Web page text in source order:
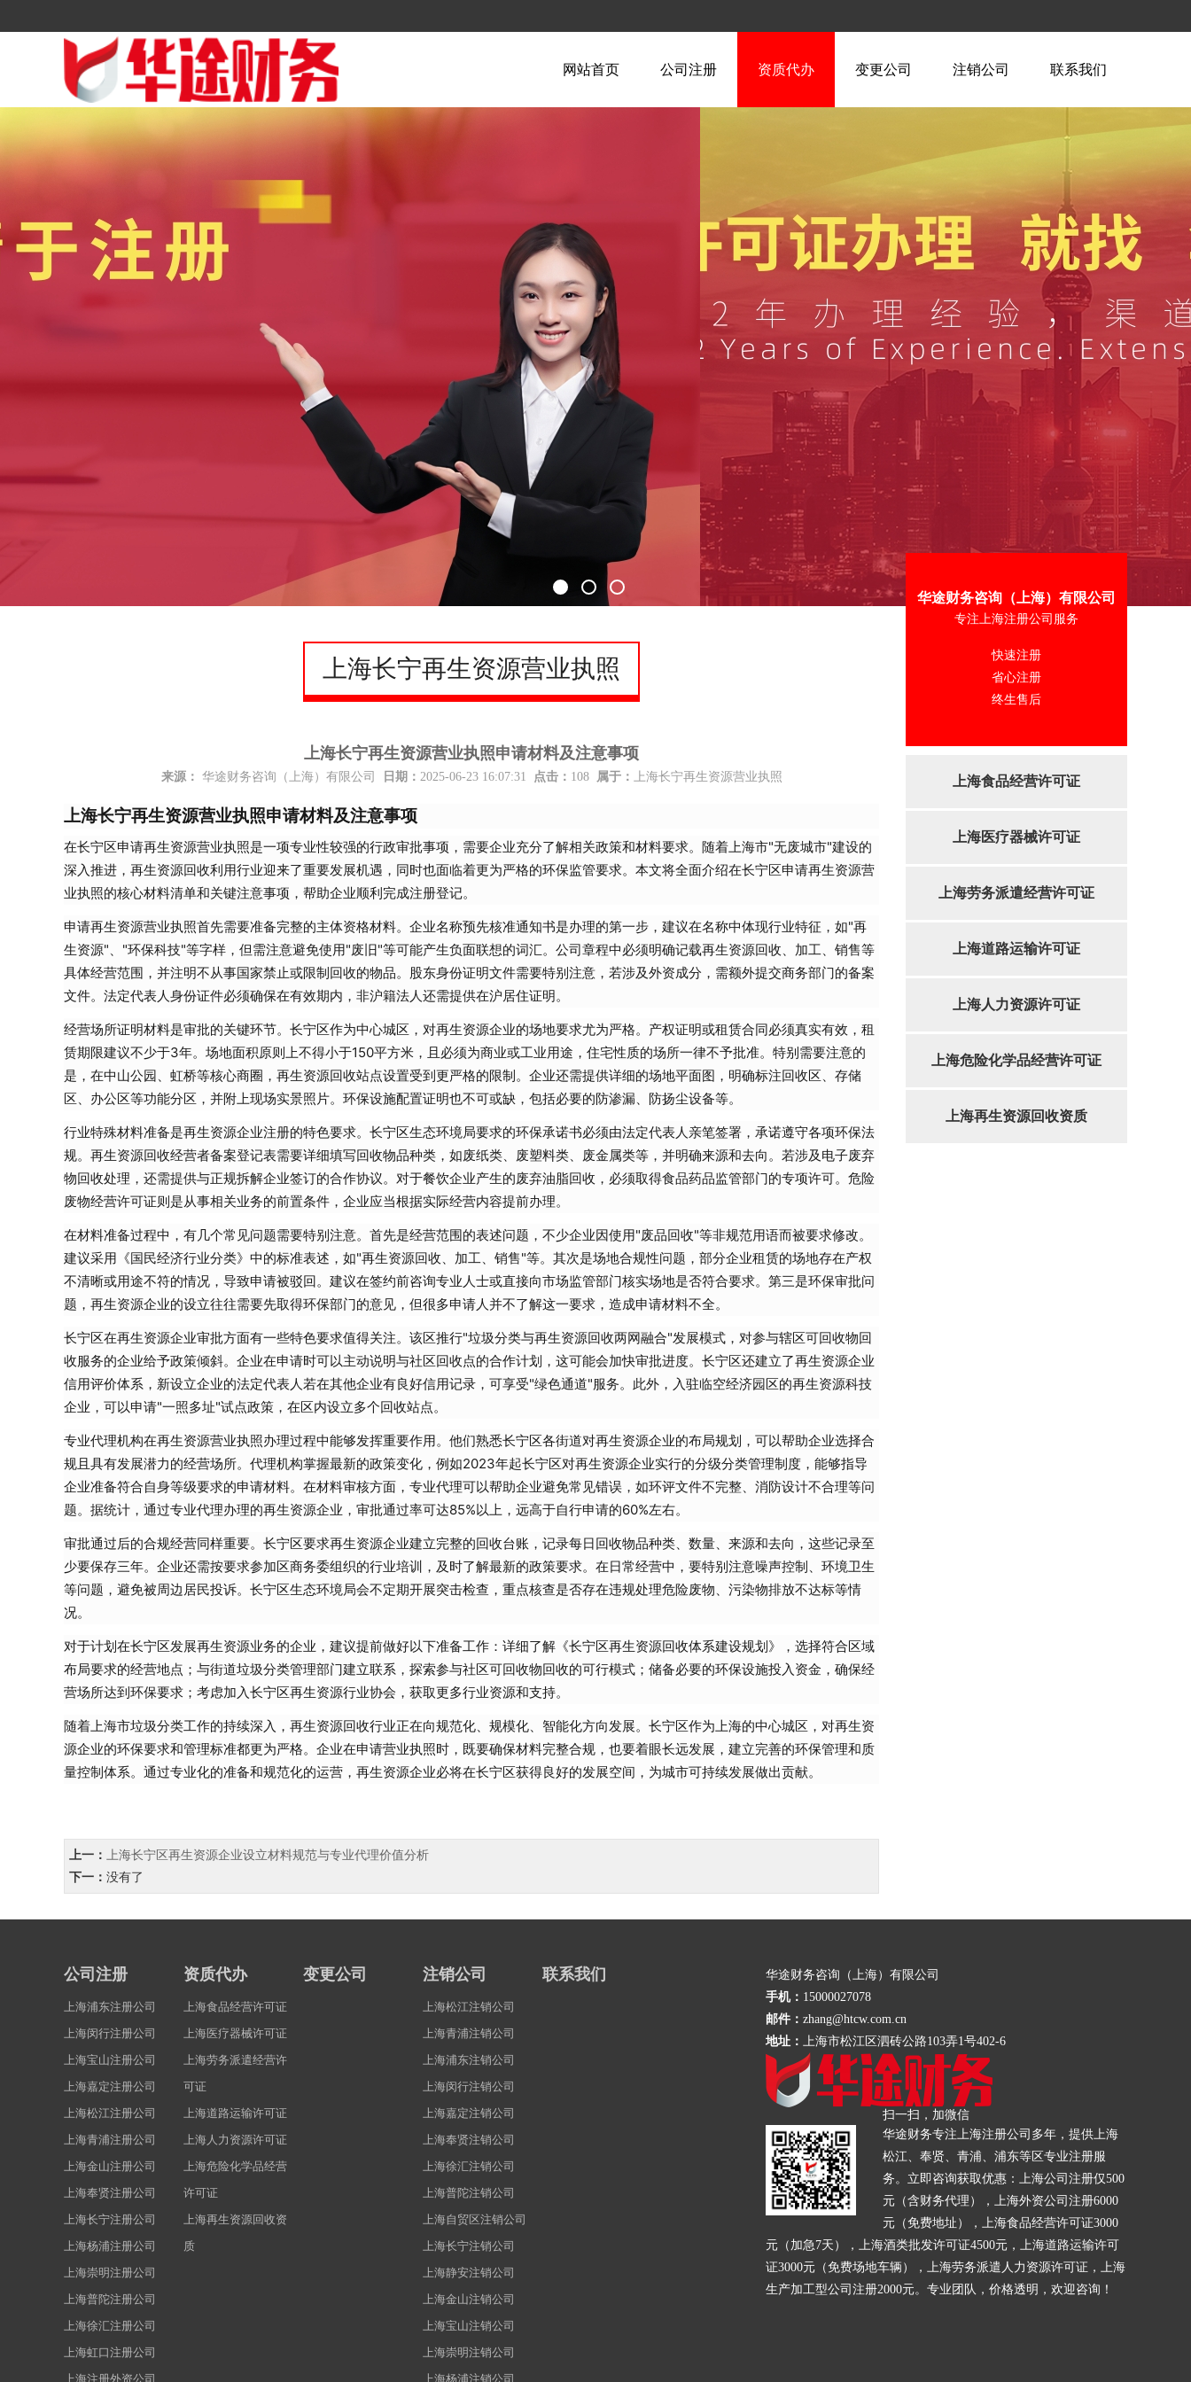
网站首页 公司注册 资质代办 变更公司 注销公司 联系我们
华途财务咨询（上海）有限公司
专注上海注册公司服务
快速注册
省心注册
终生售后
上海食品经营许可证
上海医疗器械许可证
上海劳务派遣经营许可证
上海道路运输许可证
上海人力资源许可证
上海危险化学品经营许可证
上海再生资源回收资质
上海长宁再生资源营业执照
上海长宁再生资源营业执照申请材料及注意事项
来源： 华途财务咨询（上海）有限公司 日期： 2025-06-23 16:07:31 点击： 108 属于： 上海长宁再生资源营业执照
上海长宁再生资源营业执照申请材料及注意事项
在长宁区申请再生资源营业执照是一项专业性较强的行政审批事项，需要企业充分了解相关政策和材料要求。随着上海市"无废城市"建设的
深入推进，再生资源回收利用行业迎来了重要发展机遇，同时也面临着更为严格的环保监管要求。本文将全面介绍在长宁区申请再生资源营
业执照的核心材料清单和关键注意事项，帮助企业顺利完成注册登记。
申请再生资源营业执照首先需要准备完整的主体资格材料。企业名称预先核准通知书是办理的第一步，建议在名称中体现行业特征，如"再
生资源"、"环保科技"等字样，但需注意避免使用"废旧"等可能产生负面联想的词汇。公司章程中必须明确记载再生资源回收、加工、销售等
具体经营范围，并注明不从事国家禁止或限制回收的物品。股东身份证明文件需要特别注意，若涉及外资成分，需额外提交商务部门的备案
文件。法定代表人身份证件必须确保在有效期内，非沪籍法人还需提供在沪居住证明。
经营场所证明材料是审批的关键环节。长宁区作为中心城区，对再生资源企业的场地要求尤为严格。产权证明或租赁合同必须真实有效，租
赁期限建议不少于3年。场地面积原则上不得小于150平方米，且必须为商业或工业用途，住宅性质的场所一律不予批准。特别需要注意的
是，在中山公园、虹桥等核心商圈，再生资源回收站点设置受到更严格的限制。企业还需提供详细的场地平面图，明确标注回收区、存储
区、办公区等功能分区，并附上现场实景照片。环保设施配置证明也不可或缺，包括必要的防渗漏、防扬尘设备等。
行业特殊材料准备是再生资源企业注册的特色要求。长宁区生态环境局要求的环保承诺书必须由法定代表人亲笔签署，承诺遵守各项环保法
规。再生资源回收经营者备案登记表需要详细填写回收物品种类，如废纸类、废塑料类、废金属类等，并明确来源和去向。若涉及电子废弃
物回收处理，还需提供与正规拆解企业签订的合作协议。对于餐饮企业产生的废弃油脂回收，必须取得食品药品监管部门的专项许可。危险
废物经营许可证则是从事相关业务的前置条件，企业应当根据实际经营内容提前办理。
在材料准备过程中，有几个常见问题需要特别注意。首先是经营范围的表述问题，不少企业因使用"废品回收"等非规范用语而被要求修改。
建议采用《国民经济行业分类》中的标准表述，如"再生资源回收、加工、销售"等。其次是场地合规性问题，部分企业租赁的场地存在产权
不清晰或用途不符的情况，导致申请被驳回。建议在签约前咨询专业人士或直接向市场监管部门核实场地是否符合要求。第三是环保审批问
题，再生资源企业的设立往往需要先取得环保部门的意见，但很多申请人并不了解这一要求，造成申请材料不全。
长宁区在再生资源企业审批方面有一些特色要求值得关注。该区推行"垃圾分类与再生资源回收两网融合"发展模式，对参与辖区可回收物回
收服务的企业给予政策倾斜。企业在申请时可以主动说明与社区回收点的合作计划，这可能会加快审批进度。长宁区还建立了再生资源企业
信用评价体系，新设立企业的法定代表人若在其他企业有良好信用记录，可享受"绿色通道"服务。此外，入驻临空经济园区的再生资源科技
企业，可以申请"一照多址"试点政策，在区内设立多个回收站点。
专业代理机构在再生资源营业执照办理过程中能够发挥重要作用。他们熟悉长宁区各街道对再生资源企业的布局规划，可以帮助企业选择合
规且具有发展潜力的经营场所。代理机构掌握最新的政策变化，例如2023年起长宁区对再生资源企业实行的分级分类管理制度，能够指导
企业准备符合自身等级要求的申请材料。在材料审核方面，专业代理可以帮助企业避免常见错误，如环评文件不完整、消防设计不合理等问
题。据统计，通过专业代理办理的再生资源企业，审批通过率可达85%以上，远高于自行申请的60%左右。
审批通过后的合规经营同样重要。长宁区要求再生资源企业建立完整的回收台账，记录每日回收物品种类、数量、来源和去向，这些记录至
少要保存三年。企业还需按要求参加区商务委组织的行业培训，及时了解最新的政策要求。在日常经营中，要特别注意噪声控制、环境卫生
等问题，避免被周边居民投诉。长宁区生态环境局会不定期开展突击检查，重点核查是否存在违规处理危险废物、污染物排放不达标等情
况。
对于计划在长宁区发展再生资源业务的企业，建议提前做好以下准备工作：详细了解《长宁区再生资源回收体系建设规划》，选择符合区域
布局要求的经营地点；与街道垃圾分类管理部门建立联系，探索参与社区可回收物回收的可行模式；储备必要的环保设施投入资金，确保经
营场所达到环保要求；考虑加入长宁区再生资源行业协会，获取更多行业资源和支持。
随着上海市垃圾分类工作的持续深入，再生资源回收行业正在向规范化、规模化、智能化方向发展。长宁区作为上海的中心城区，对再生资
源企业的环保要求和管理标准都更为严格。企业在申请营业执照时，既要确保材料完整合规，也要着眼长远发展，建立完善的环保管理和质
量控制体系。通过专业化的准备和规范化的运营，再生资源企业必将在长宁区获得良好的发展空间，为城市可持续发展做出贡献。
上一： 上海长宁区再生资源企业设立材料规范与专业代理价值分析
下一： 没有了
公司注册
上海浦东注册公司
上海闵行注册公司
上海宝山注册公司
上海嘉定注册公司
上海松江注册公司
上海青浦注册公司
上海金山注册公司
上海奉贤注册公司
上海长宁注册公司
上海杨浦注册公司
上海崇明注册公司
上海普陀注册公司
上海徐汇注册公司
上海虹口注册公司
上海注册外资公司
资质代办
上海食品经营许可证
上海医疗器械许可证
上海劳务派遣经营许
可证
上海道路运输许可证
上海人力资源许可证
上海危险化学品经营
许可证
上海再生资源回收资
质
变更公司 注销公司
上海松江注销公司
上海青浦注销公司
上海浦东注销公司
上海闵行注销公司
上海嘉定注销公司
上海奉贤注销公司
上海徐汇注销公司
上海普陀注销公司
上海自贸区注销公司
上海长宁注销公司
上海静安注销公司
上海金山注销公司
上海宝山注销公司
上海崇明注销公司
上海杨浦注销公司
联系我们
华途财务咨询（上海）有限公司
手机： 15000027078
邮件： zhang@htcw.com.cn
地址： 上海市松江区泗砖公路103弄1号402-6
扫一扫，加微信
华途财务专注上海注册公司多年，提供上海
松江、奉贤、青浦、浦东等区专业注册服
务。立即咨询获取优惠：上海公司注册仅500
元（含财务代理），上海外资公司注册6000
元（免费地址），上海食品经营许可证3000
元（加急7天），上海酒类批发许可证4500元，上海道路运输许可
证3000元（免费场地车辆），上海劳务派遣人力资源许可证，上海
生产加工型公司注册2000元。专业团队，价格透明，欢迎咨询！